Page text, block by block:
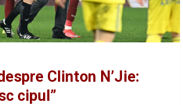
Clinton N’Jie:
cipul”